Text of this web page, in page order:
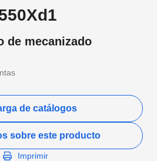
de mecanizado
de catálogos
sobre este producto
Imprimir